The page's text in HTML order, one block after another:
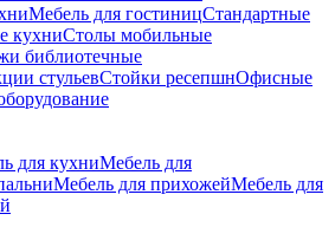
Мебель для гостиницСтандартные
кухниСтолы мобильные
библиотечные
стульевСтойки ресепшнОфисные
для кухниМебель для
Мебель для прихожейМебель для